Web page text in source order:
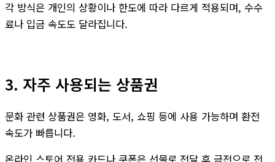
각 방식은 개인의 상황이나 한도에 따라 다르게 적용되며, 수수
료나 입금 속도도 달라집니다.
3. 자주 사용되는 상품권
문화 관련 상품권은 영화, 도서, 쇼핑 등에 사용 가능하며 환전
속도가 빠릅니다.
온라인 스토어 전용 카드나 쿠폰은 선물로 전달 후 금전으로 전